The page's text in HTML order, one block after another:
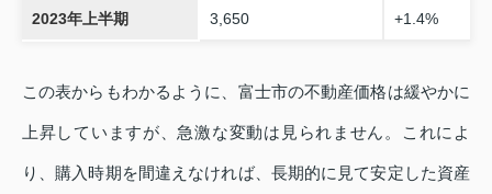
2023年上半期 3,650 +1.4%
この表からもわかるように、富士市の不動産価格は緩やかに
上昇していますが、急激な変動は見られません。これによ
り、購入時期を間違えなければ、長期的に見て安定した資産